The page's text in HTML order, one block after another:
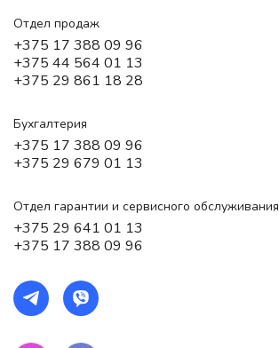
Отдел продаж
+375 17 388 09 96
+375 44 564 01 13
+375 29 861 18 28
Бухгалтерия
+375 17 388 09 96
+375 29 679 01 13
Отдел гарантии и сервисного обслуживания
+375 29 641 01 13
+375 17 388 09 96